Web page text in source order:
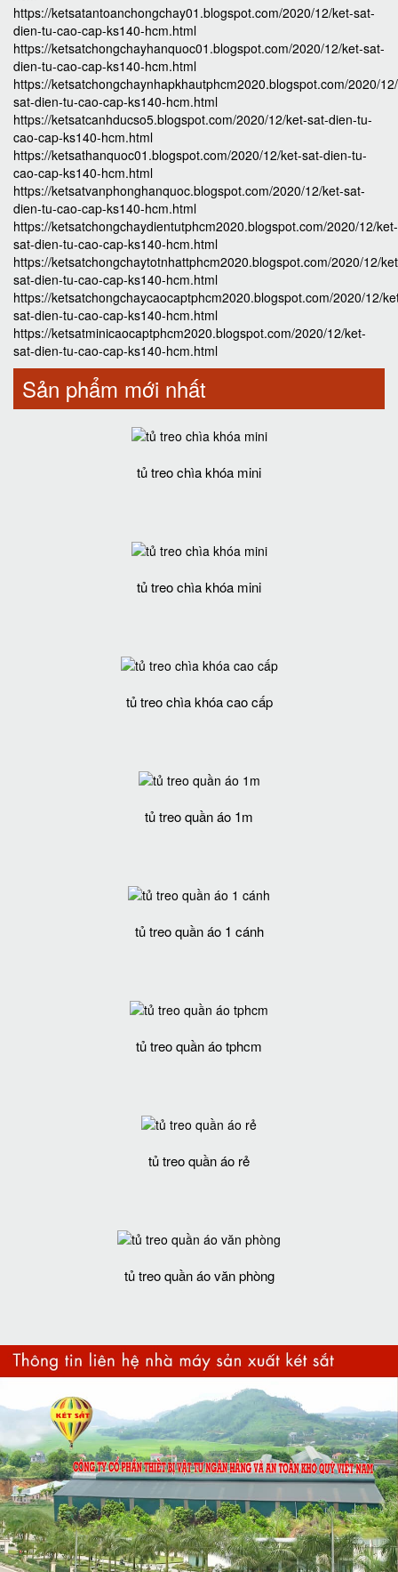
https://ketsatantoanchongchay01.blogspot.com/2020/12/ket-sat-
dien-tu-cao-cap-ks140-hcm.html
https://ketsatchongchayhanquoc01.blogspot.com/2020/12/ket-sat-
dien-tu-cao-cap-ks140-hcm.html
https://ketsatchongchaynhapkhautphcm2020.blogspot.com/2020/
sat-dien-tu-cao-cap-ks140-hcm.html
https://ketsatcanhducso5.blogspot.com/2020/12/ket-sat-dien-tu-
cao-cap-ks140-hcm.html
https://ketsathanquoc01.blogspot.com/2020/12/ket-sat-dien-tu-
cao-cap-ks140-hcm.html
https://ketsatvanphonghanquoc.blogspot.com/2020/12/ket-sat-
dien-tu-cao-cap-ks140-hcm.html
https://ketsatchongchaydientutphcm2020.blogspot.com/2020/12/ket-
sat-dien-tu-cao-cap-ks140-hcm.html
https://ketsatchongchaytotnhattphcm2020.blogspot.com/2020/12/
sat-dien-tu-cao-cap-ks140-hcm.html
https://ketsatchongchaycaocaptphcm2020.blogspot.com/2020/12/
sat-dien-tu-cao-cap-ks140-hcm.html
https://ketsatminicaocaptphcm2020.blogspot.com/2020/12/ket-
sat-dien-tu-cao-cap-ks140-hcm.html
Sản phẩm mới nhất
tủ treo chìa khóa mini
tủ treo chìa khóa mini
tủ treo chìa khóa cao cấp
tủ treo quần áo 1m
tủ treo quần áo 1 cánh
tủ treo quần áo tphcm
tủ treo quần áo rẻ
tủ treo quần áo văn phòng